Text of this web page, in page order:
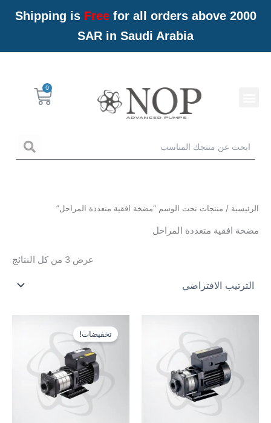
Shipping is Freefor all orders above 2000
SAR in Saudi Arabia
Cart
الرئيسية / منتجات تحت الوسم “مضخة افقية متعددة المراحل”
مضخة افقية متعددة المراحل
عرض ⁦3⁩ من كل النتائج
تخفيضات! الأصلي
هو:
1,600.00ر.س.